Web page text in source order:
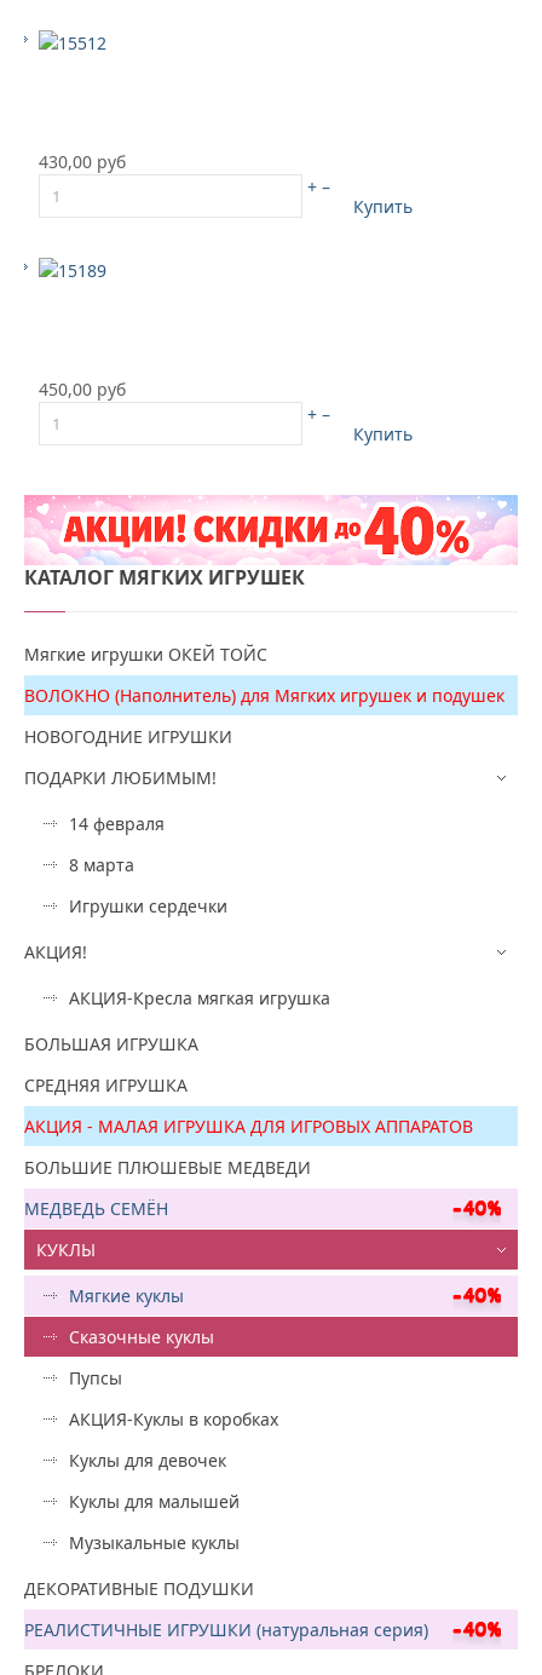
430,00 руб
+ –
Купить
450,00 руб
+ –
Купить
КАТАЛОГ МЯГКИХ ИГРУШЕК
Мягкие игрушки ОКЕЙ ТОЙС
ВОЛОКНО (Наполнитель) для Мягких игрушек и подушек
НОВОГОДНИЕ ИГРУШКИ
ПОДАРКИ ЛЮБИМЫМ!
14 февраля
8 марта
Игрушки сердечки
АКЦИЯ!
АКЦИЯ-Кресла мягкая игрушка
БОЛЬШАЯ ИГРУШКА
СРЕДНЯЯ ИГРУШКА
АКЦИЯ - МАЛАЯ ИГРУШКА ДЛЯ ИГРОВЫХ АППАРАТОВ
БОЛЬШИЕ ПЛЮШЕВЫЕ МЕДВЕДИ
МЕДВЕДЬ СЕМЁН
КУКЛЫ
Мягкие куклы
Сказочные куклы
Пупсы
АКЦИЯ-Куклы в коробках
Куклы для девочек
Куклы для малышей
Музыкальные куклы
ДЕКОРАТИВНЫЕ ПОДУШКИ
РЕАЛИСТИЧНЫЕ ИГРУШКИ (натуральная серия)